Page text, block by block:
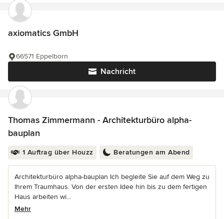
axiomatics GmbH
Nachricht
66571 Eppelborn
Thomas Zimmermann - Architekturbüro alpha-
bauplan
1 Auftrag über Houzz Beratungen am Abend
Architekturbüro alpha-bauplan Ich begleite Sie auf dem Weg zu
Ihrem Traumhaus. Von der ersten Idee hin bis zu dem fertigen
Haus arbeiten wi...
Mehr